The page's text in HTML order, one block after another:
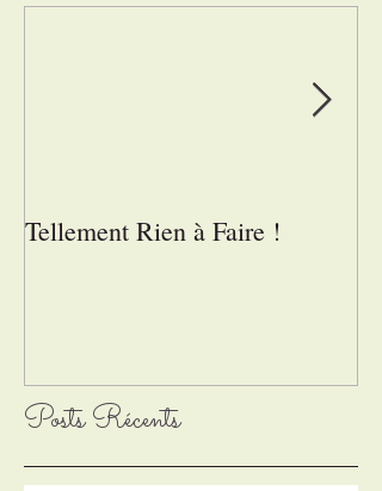
Tellement Rien à Faire !
Posts Récents